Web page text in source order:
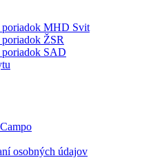
poriadok MHD Svit
ŽSR
poriadok SAD
osobných údajov